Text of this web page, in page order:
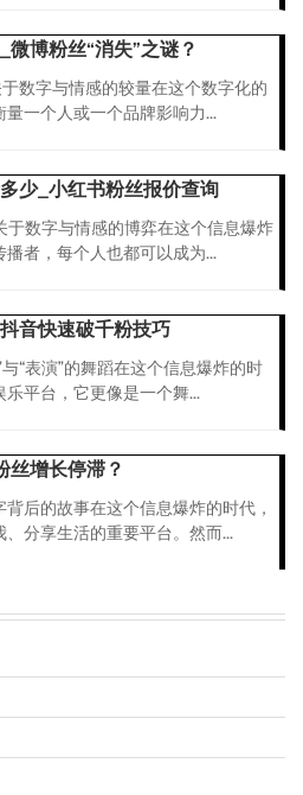
博粉丝“消失”之谜？
数字与情感的较量在这个数字化的
一个人或一个品牌影响力...
少_小红书粉丝报价查询
数字与情感的博弈在这个信息爆炸
者，每个人也都可以成为...
音快速破千粉技巧
“表演”的舞蹈在这个信息爆炸的时
平台，它更像是一个舞...
丝增长停滞？
后的故事在这个信息爆炸的时代，
分享生活的重要平台。然而...